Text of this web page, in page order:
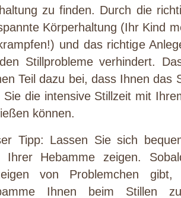
zu finden. Durch die
Körperhaltung (Ihr Kind
und das richtige
Stillprobleme verhindert.
Teil dazu bei, dass Ihnen das
Sie die intensive Stillzeit mit
können.
Tipp: Lassen Sie sich
Ihrer Hebamme zeigen.
von Problemchen
Ihnen beim Stillen